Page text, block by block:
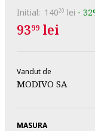
Initial: 14020 lei -
9399 lei
Vandut de
MODIVO SA
MASURA